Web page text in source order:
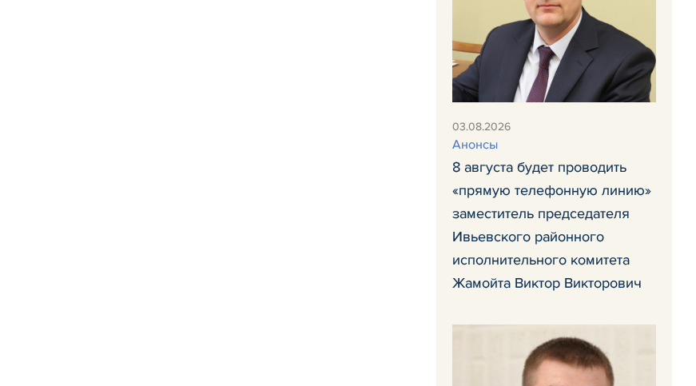
03.08.2026
Анонсы
8 августа будет проводить
«прямую телефонную линию»
заместитель председателя
Ивьевского районного
исполнительного комитета
Жамойта Виктор Викторович